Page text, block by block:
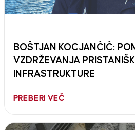
BOŠTJAN KOCJANČIČ:
VZDRŽEVANJA
INFRASTRUKTURE
PREBERI VEČ